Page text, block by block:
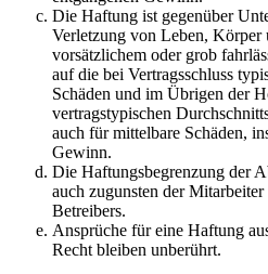
Die Haftung ist gegenüber
Verletzung von Leben, Körper
vorsätzlichem oder grob
auf die bei Vertragsschluss
Schäden und im Übrigen der
vertragstypischen
auch für mittelbare Schäden,
Gewinn.
Die Haftungsbegrenzung der
auch zugunsten der
Betreibers.
Ansprüche für eine Haftung
Recht bleiben unberührt.